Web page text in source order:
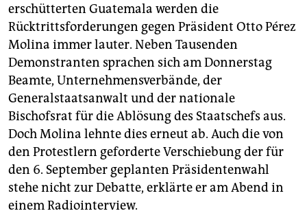
unterstützen
abo
genossenschaft
epaper login
erschütterten Guatemala werden die
Rücktrittsforderungen gegen Präsident Otto Pérez
Molina immer lauter. Neben Tausenden
Demonstranten sprachen sich am Donnerstag
Beamte, Unternehmensverbände, der
Generalstaatsanwalt und der nationale
Bischofsrat für die Ablösung des Staatschefs aus.
Doch Molina lehnte dies erneut ab. Auch die von
den Protestlern geforderte Verschiebung der für
den 6. September geplanten Präsidentenwahl
stehe nicht zur Debatte, erklärte er am Abend in
einem Radiointerview.